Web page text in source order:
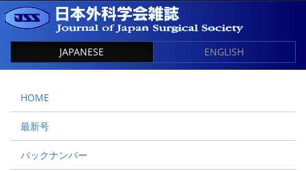
JAPANESE ENGLISH
HOME
最新号
バックナンバー